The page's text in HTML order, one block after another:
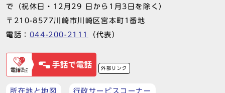
で（祝休日・12月29 日から1月3日を除く）
〒210-8577川崎市川崎区宮本町1番地
電話： 044-200-2111 （代表）
外部リンク
所在地と地図 行政サービスコーナー